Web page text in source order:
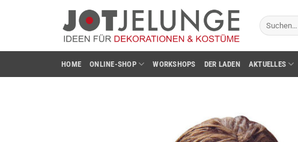
Suchen
nach:
HOME ONLINE-SHOP WORKSHOPS DER LADEN AKTUELLES